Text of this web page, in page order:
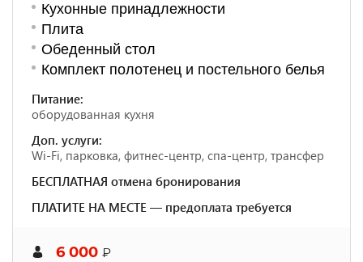
Кухонные принадлежности
Плита
Обеденный стол
Комплект полотенец и постельного белья
Питание:
оборудованная кухня
Доп. услуги:
Wi-Fi, парковка, фитнес-центр, спа-центр, трансфер
БЕСПЛАТНАЯ отмена бронирования
ПЛАТИТЕ НА МЕСТЕ — предоплата требуется
6 000 ₽